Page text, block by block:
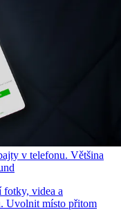
v telefonu. Většina
fotky, videa a
Uvolnit místo přitom